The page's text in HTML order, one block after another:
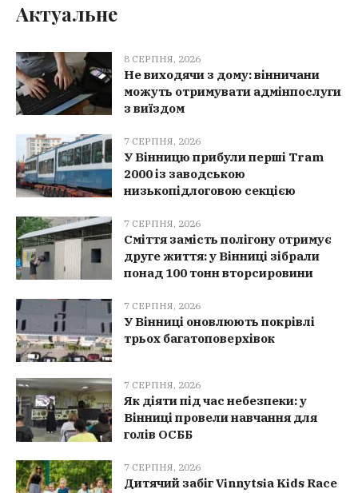
Актуальне
8 СЕРПНЯ, 2026
Не виходячи з дому: вінничани
можуть отримувати адмінпослуги
з виїздом
7 СЕРПНЯ, 2026
У Вінницю прибули перші Tram
2000 із заводською
низькопідлоговою секцією
7 СЕРПНЯ, 2026
Сміття замість полігону отримує
друге життя: у Вінниці зібрали
понад 100 тонн вторсировини
7 СЕРПНЯ, 2026
У Вінниці оновлюють покрівлі
трьох багатоповерхівок
7 СЕРПНЯ, 2026
Як діяти під час небезпеки: у
Вінниці провели навчання для
голів ОСББ
7 СЕРПНЯ, 2026
Дитячий забіг Vinnytsia Kids Race